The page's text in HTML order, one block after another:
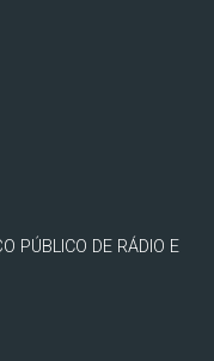
PÚBLICO DE RÁDIO E